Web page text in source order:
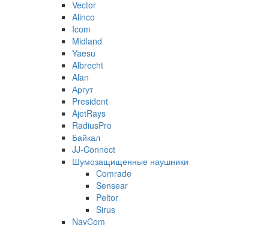
Vector
Alinco
Icom
Midland
Yaesu
Albrecht
Alan
Аргут
President
AjetRays
RadiusPro
Байкал
JJ-Connect
Шумозащищенные наушники
Comrade
Sensear
Peltor
Sirus
NavCom